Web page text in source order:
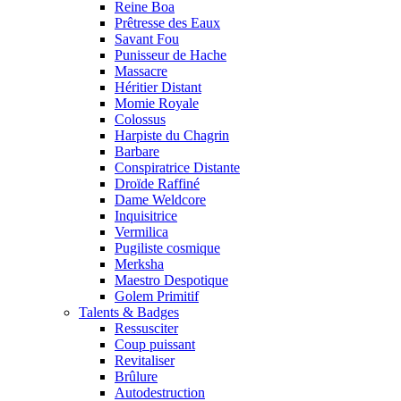
Reine Boa
Prêtresse des Eaux
Savant Fou
Punisseur de Hache
Massacre
Héritier Distant
Momie Royale
Colossus
Harpiste du Chagrin
Barbare
Conspiratrice Distante
Droïde Raffiné
Dame Weldcore
Inquisitrice
Vermilica
Pugiliste cosmique
Merksha
Maestro Despotique
Golem Primitif
Talents & Badges
Ressusciter
Coup puissant
Revitaliser
Brûlure
Autodestruction